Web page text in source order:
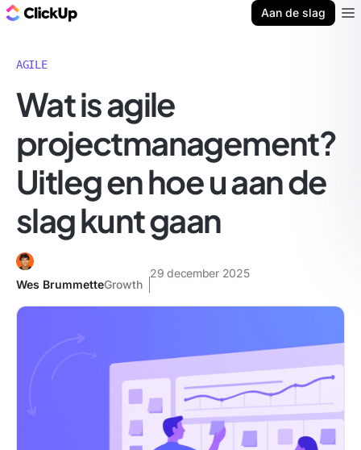
Aan de slag
AGILE
Wat is agile
projectmanagement?
Uitleg en hoe u aan de
slag kunt gaan
Wes BrummetteGrowth
29 december 2025